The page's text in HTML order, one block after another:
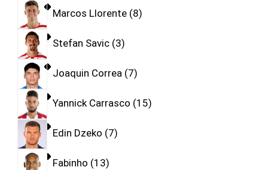
Marcos Llorente 8
Stefan Savic 3
Joaquin Correa 7
Yannick Carrasco 15
Edin Dzeko 7
Fabinho 13